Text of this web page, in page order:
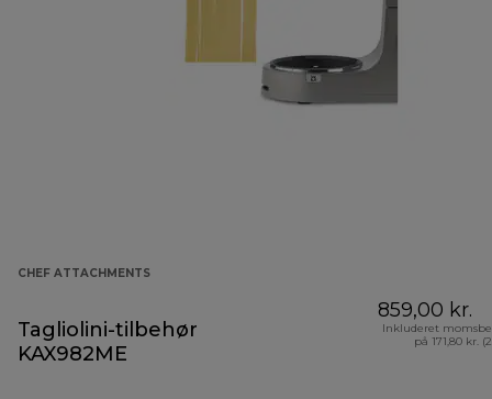
CHEF ATTACHMENTS
Tagliolini-tilbehør
KAX982ME
859,00 kr.
Inkluderet
på 171,80 kr.